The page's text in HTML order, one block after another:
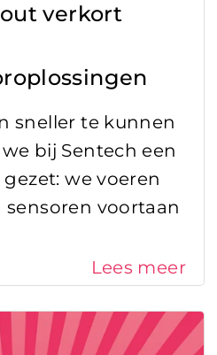
verkort
sneller te kunnen
bij Sentech een
we voeren
voortaan
Lees meer